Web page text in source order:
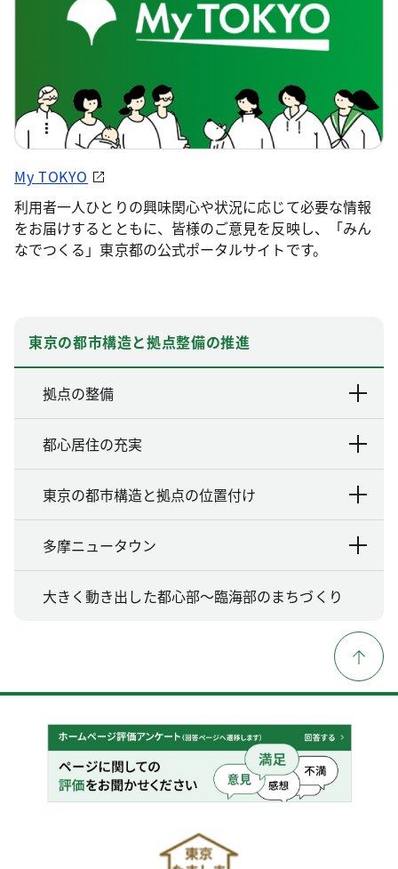
My TOKYO
利用者一人ひとりの興味関心や状況に応じて必要な情報
をお届けするとともに、皆様のご意見を反映し、「みん
なでつくる」東京都の公式ポータルサイトです。
東京の都市構造と拠点整備の推進
拠点の整備
都心居住の充実
東京の都市構造と拠点の位置付け
多摩ニュータウン
大きく動き出した都心部〜臨海部のまちづくり